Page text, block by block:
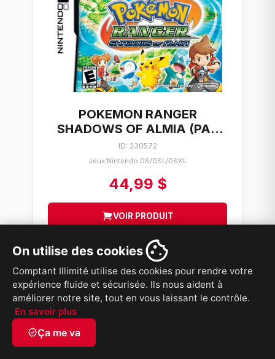
On utilise des cookies
Comptant Illimité utilise des cookies pour rendre votre
expérience fluide et sécurisée. Ils nous aident à
améliorer notre site, tout en vous laissant le contrôle.
En savoir plus
verifiedÇa me va
POKEMON RANGER
SHADOWS OF ALMIA (PAS
DE POCHETTE) NINTENDO DS
ID: 230572
Jeux/Nintendo DS/DSL/DSXL
44,99 $
VOIR PRODUIT